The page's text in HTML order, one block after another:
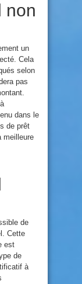
non
un
Cela
selon
pas
dans le
de prêt
meilleure
de
Cette
est
de
à